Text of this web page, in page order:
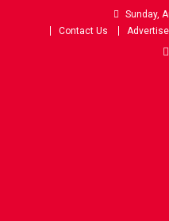
Sunday,
Contact Us